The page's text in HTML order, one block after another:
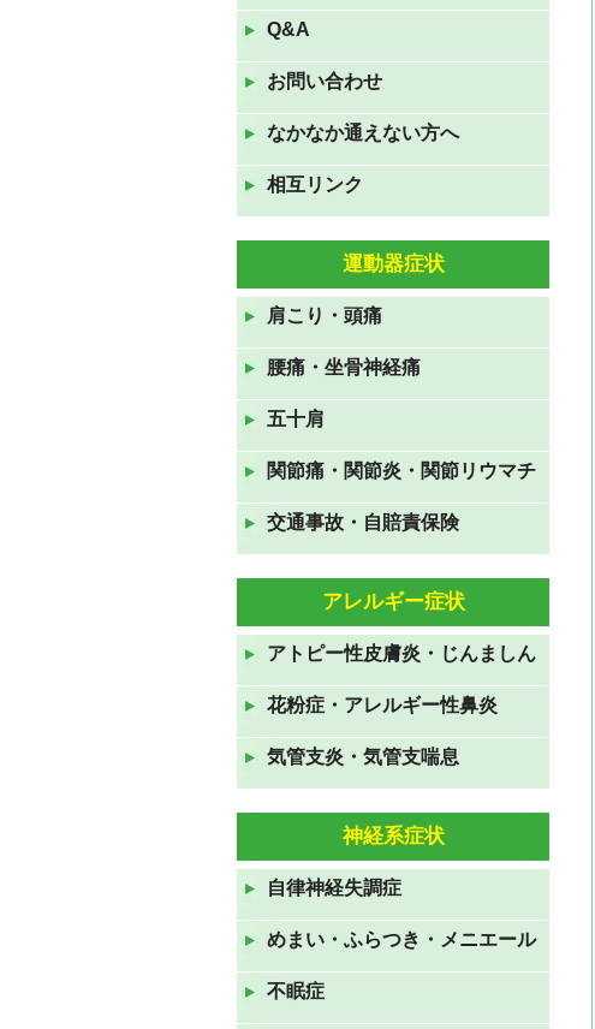
2022年8月9日
祝)の三連休も休まず診察して
おります。
2022年7月16日
GWも休まず診察しておりま
す。
11月23日(火祝)は通常通り、24
日(水)、25日(木)は臨時休診で
す。
2021年11月22日
８月１５日(日)～１７日(火)ま
でお盆休みです
GWも休まず営業しておりま
2021年4月24日
年末年始のお知らせ 2020年
12月31日から2021年1月3日ま
で休診です。
2020年8月10日
7月23日から26日の祝日も診察
2020年7月19日
ＧＷも休みなく診察していま
Q&A
お問い合わせ
なかなか通えない方へ
相互リンク
運動器症状
肩こり・頭痛
腰痛・坐骨神経痛
五十肩
関節痛・関節炎・関節リウマチ
交通事故・自賠責保険
アレルギー症状
アトピー性皮膚炎・じんましん
花粉症・アレルギー性鼻炎
気管支炎・気管支喘息
神経系症状
自律神経失調症
めまい・ふらつき・メニエール
不眠症